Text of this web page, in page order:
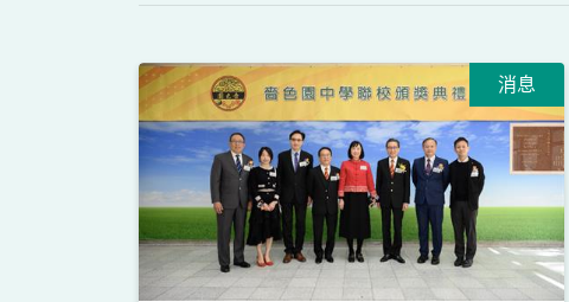
消息